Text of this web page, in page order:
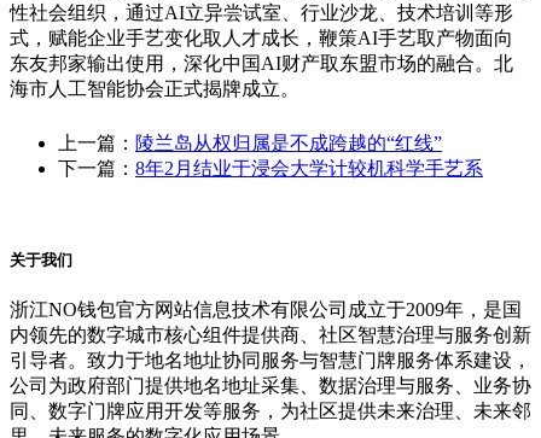
性社会组织，通过AI立异尝试室、行业沙龙、技术培训等形
式，赋能企业手艺变化取人才成长，鞭策AI手艺取产物面向
东友邦家输出使用，深化中国AI财产取东盟市场的融合。北
海市人工智能协会正式揭牌成立。
上一篇： 陵兰岛从权归属是不成跨越的“红线”
下一篇： 8年2月结业于浸会大学计较机科学手艺系
关于我们
浙江NO钱包官方网站信息技术有限公司成立于2009年，是国
内领先的数字城市核心组件提供商、社区智慧治理与服务创新
引导者。致力于地名地址协同服务与智慧门牌服务体系建设，
公司为政府部门提供地名地址采集、数据治理与服务、业务协
同、数字门牌应用开发等服务，为社区提供未来治理、未来邻